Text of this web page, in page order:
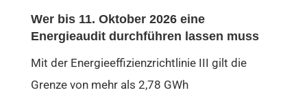
Wer bis 11. Oktober 2026 eine
Energieaudit durchführen lassen muss
Mit der Energieeffizienzrichtlinie III gilt die
Grenze von mehr als 2,78 GWh